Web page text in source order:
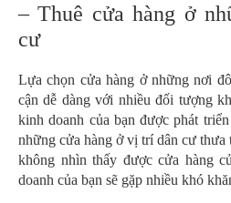
– Thuê cửa hàng ở
cư
Lựa chọn cửa hàng ở những nơi
cận dễ dàng với nhiều đối tượng
kinh doanh của bạn được phát
những cửa hàng ở vị trí dân cư
không nhìn thấy được cửa hàng
doanh của bạn sẽ gặp nhiều khó